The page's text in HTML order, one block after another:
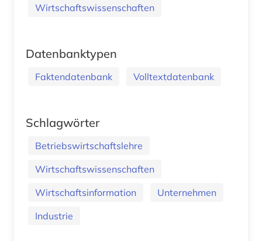
Wirtschaftswissenschaften
Datenbanktypen
Faktendatenbank Volltextdatenbank
Schlagwörter
Betriebswirtschaftslehre
Wirtschaftswissenschaften
Wirtschaftsinformation
Unternehmen
Industrie